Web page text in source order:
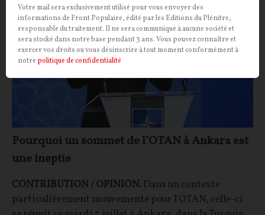
Pourquoi un sommet de l’OTAN à Ankara est
une ineptie
CONTRIBUTION / OPINION.Dans un contexte
particulièrement mouvementé pour l'OTAN, celle-ci
Votre mail sera exclusivement utilisé pour vous envoyer des
informations de Front Populaire, édité par les Editions du Plénitre,
responsable du traitement. Il ne sera communiqué à aucune société et
sera stocké dans notre base pendant 3 ans. Vous pouvez connaître et
exercer vos droits ou vous désinscrire à tout moment conformément à
notre politique de confidentialité